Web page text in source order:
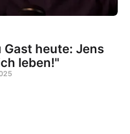
Gast heute: Jens
leben!"